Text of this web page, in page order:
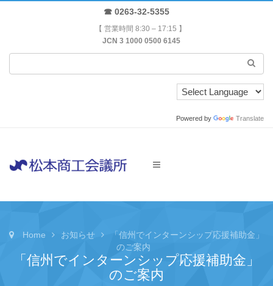
☎ 0263-32-5355
【 営業時間 8:30 – 17:15 】
JCN 3 1000 0500 6145
Powered by Translate
Home お知らせ
「信州でインターンシップ応援補助金」
のご案内
「信州でインターンシップ応援補助金」
のご案内